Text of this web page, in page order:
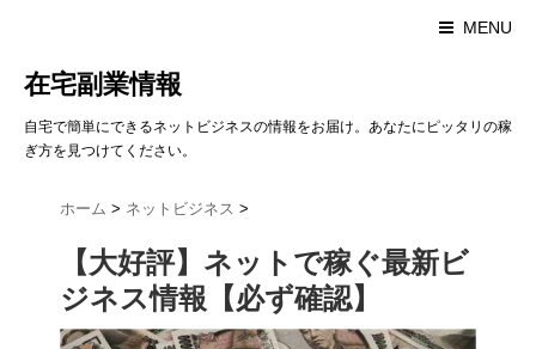
MENU
在宅副業情報
自宅で簡単にできるネットビジネスの情報をお届け。あなたにピッタリの稼
ぎ方を見つけてください。
ホーム > ネットビジネス >
【大好評】ネットで稼ぐ最新ビ
ジネス情報【必ず確認】